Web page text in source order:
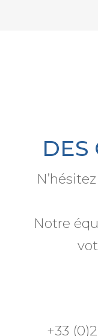
DES
Notre
+33